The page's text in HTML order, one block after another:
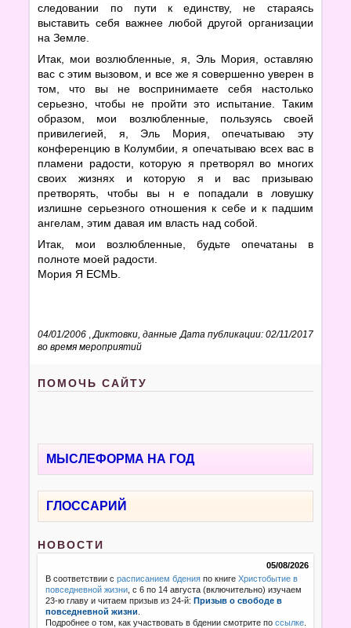
следовании по пути к единству, не стараясь
выставить себя важнее любой другой организации
на Земле.
Итак, мои возлюбленные, я, Эль Мория, оставляю
вас с этим вызовом, и все же я совершенно уверен в
том, что вы не воспринимаете себя настолько
серьезно, чтобы не пройти это испытание. Таким
образом, мои возлюбленные, пользуясь своей
привилегией, я, Эль Мория, опечатываю эту
конференцию в Колумбии, я опечатываю всех вас в
пламени радости, которую я претворял во многих
своих жизнях и которую я и вас призываю
претворять, чтобы вы н е попадали в ловушку
излишне серьезного отношения к себе и к падшим
ангелам, этим давая им власть над собой.
Итак, мои возлюбленные, будьте опечатаны в
полноте моей радости.
Мория Я ЕСМЬ.
04/01/2006 Дата публикации: 02/11/2017
,Диктовки, данные
во время мероприятий
ПОМОЧЬ САЙТУ
МЫСЛЕФОРМА НА ГОД
ГЛОССАРИЙ
НОВОСТИ
05/08/2026
В соответствии срасписанием бдения по книгеХристобытие в
повседневной жизни , с 6 по 14 августа (включительно) изучаем
23-ю главу и читаем призыв из 24-й:Призыв о свободе в
повседневной жизни
Подробнее о том, как участвовать в бдении смотрите поссылке